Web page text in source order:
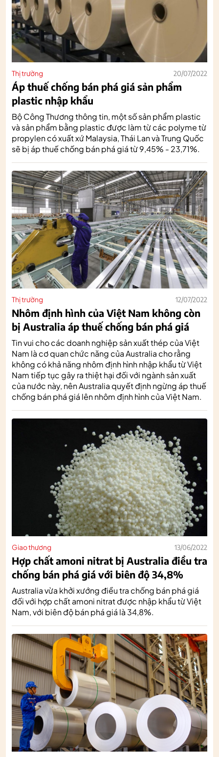
Thị trường 20/07/2022
Áp thuế chống bán phá giá sản phẩm
plastic nhập khẩu
Bộ Công Thương thông tin, một số sản phẩm plastic
và sản phẩm bằng plastic được làm từ các polyme từ
propylen có xuất xứ Malaysia, Thái Lan và Trung Quốc
sẽ bị áp thuế chống bán phá giá từ 9,45% - 23,71%.
Thị trường 12/07/2022
Nhôm định hình của Việt Nam không còn
bị Australia áp thuế chống bán phá giá
Tin vui cho các doanh nghiệp sản xuất thép của Việt
Nam là cơ quan chức năng của Australia cho rằng
không có khả năng nhôm định hình nhập khẩu từ Việt
Nam tiếp tục gây ra thiệt hại đối với ngành sản xuất
của nước này, nên Australia quyết định ngừng áp thuế
chống bán phá giá lên nhôm định hình của Việt Nam.
Giao thương 13/06/2022
Hợp chất amoni nitrat bị Australia điều tra
chống bán phá giá với biên độ 34,8%
Australia vừa khởi xướng điều tra chống bán phá giá
đối với hợp chất amoni nitrat được nhập khẩu từ Việt
Nam, với biên độ bán phá giá là 34,8%.